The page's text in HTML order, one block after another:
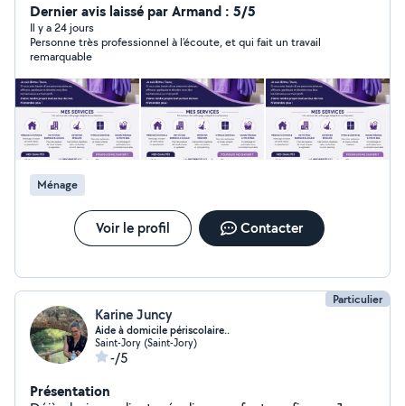
tour de moi. N'attendez plus
Dernier avis laissé par Armand : 5/5
Il y a 24 jours
Personne très professionnel à l’écoute, et qui fait un travail
remarquable
Ménage
Voir le profil Contacter
Particulier
Karine Juncy
Aide à domicile périscolaire..
Saint-Jory (Saint-Jory)
-/5
Présentation